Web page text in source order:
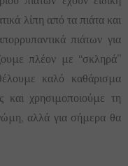
λίπη από τα πιάτα και
πιάτων για
πλέον με “σκληρά”
καλό καθάρισμα
και χρησιμοποιούμε τη
αλλά για σήμερα θα